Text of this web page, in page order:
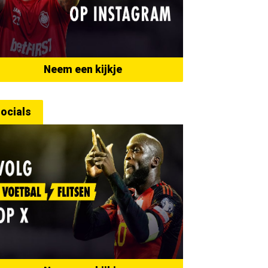
Neem een kijkje